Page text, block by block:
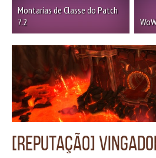
Montarias de Classe do Patch
7.2
[Reputação]